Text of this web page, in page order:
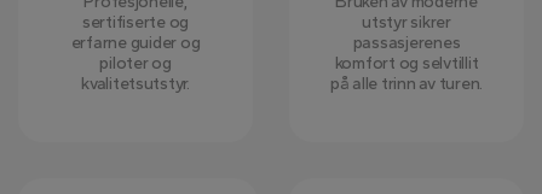
sertifiserte og
erfarne guider og
piloter og
kvalitetsutstyr.
utstyr sikrer
passasjerenes
komfort og selvtillit
på alle trinn av turen.